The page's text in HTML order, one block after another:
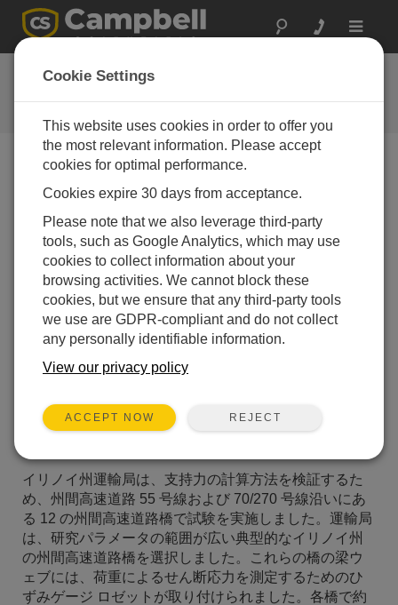
Toggle
イリノイ州：高速道
路の安全確保
イリノイ州運輸局は、支持力の計算方法を検証するた
め、州間高速道路 55 号線および 70/270 号線沿いにあ
る 12 の州間高速道路橋で試験を実施しました。運輸局
は、研究パラメータの範囲が広い典型的なイリノイ州
の州間高速道路橋を選択しました。これらの橋の梁ウ
ェブには、荷重によるせん断応力を測定するためのひ
ずみゲージ ロゼットが取り付けられました。各橋で約
Cookie Settings
This website uses cookies in order to offer you
the most relevant information. Please accept
cookies for optimal performance.
Cookies expire 30 days from acceptance.
Please note that we also leverage third-party
tools, such as Google Analytics, which may use
cookies to collect information about your
browsing activities. We cannot block these
cookies, but we ensure that any third-party tools
we use are GDPR-compliant and do not collect
any personally identifiable information.
View our privacy policy
ACCEPT NOW REJECT